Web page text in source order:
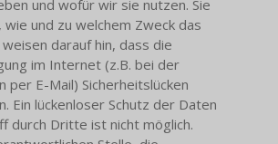
und wofür wir sie nutzen. Sie
und zu welchem Zweck das
darauf hin, dass die
im Internet (z.B. bei der
per E-Mail) Sicherheitslücken
Ein lückenloser Schutz der Daten
durch Dritte ist nicht möglich.